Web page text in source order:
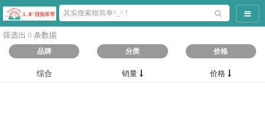
导航
筛选出 0 条数据
品牌 分类 价格
综合 销量 价格